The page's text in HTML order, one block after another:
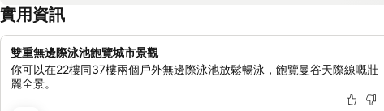
實用資訊
雙重無邊際泳池飽覽城市景觀
你可以在22樓同37樓兩個戶外無邊際泳池放鬆暢泳，飽覽曼谷天際線嘅壯
麗全景。